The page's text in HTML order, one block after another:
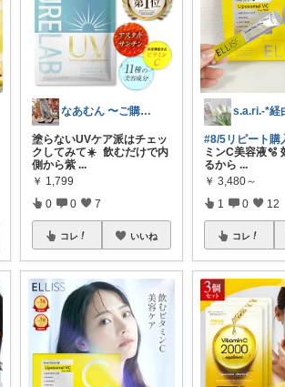
なあむん 〜ご購入感謝！
塗らないUVケア派はチェッ
クしてみて☀️ 飲むだけで内
側から紫 ...
￥ 1,799
0 0 7
コレ いいね
#8/5リピート購
ミンC美容液🫧
るから ...
￥ 3,480～
1 0 12
コレ